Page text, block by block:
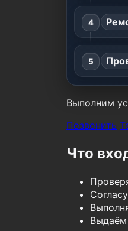
Выполним
Позвонить
Что
Выдаём